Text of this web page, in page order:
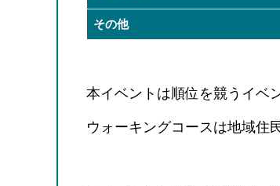
その他
本イベントは順位を競うイベ
ウォーキングコースは地域住